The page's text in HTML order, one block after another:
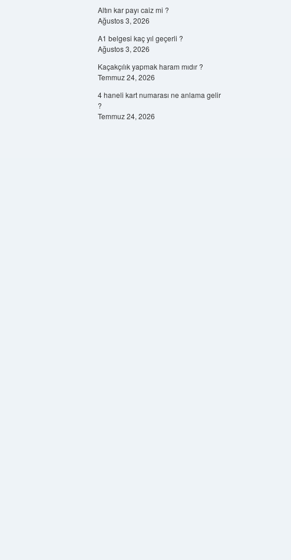
Altın kar payı caiz mi ?
Ağustos 3, 2026
A1 belgesi kaç yıl geçerli ?
Ağustos 3, 2026
Kaçakçılık yapmak haram mıdır ?
Temmuz 24, 2026
4 haneli kart numarası ne anlama gelir
?
Temmuz 24, 2026